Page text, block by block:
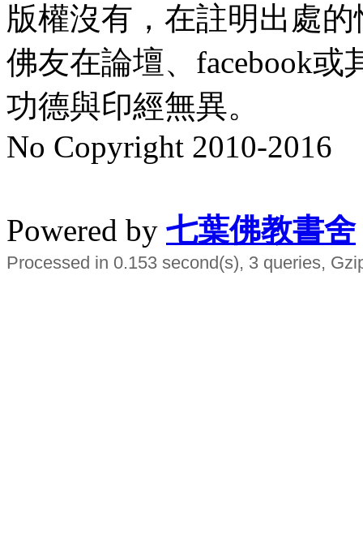
版權沒有，在註明出處
佛友在論壇、facebook
功德與印經無異。
No Copyright 2010-2016
Powered by 七葉佛教書舍
Processed in 0.153 second(s), 3 queries,